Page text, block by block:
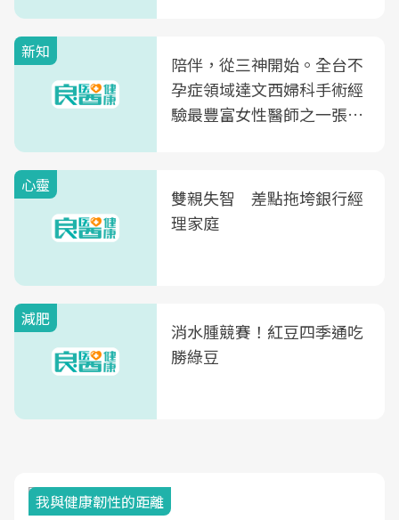
新知
陪伴，從三神開始。全台不
孕症領域達文西婦科手術經
驗最豐富女性醫師之一張永
光田醫院建構360度女性健
康照護生態圈
心靈
雙親失智 差點拖垮銀行經
理家庭
減肥
消水腫競賽！紅豆四季通吃
勝綠豆
我與健康韌性的距離